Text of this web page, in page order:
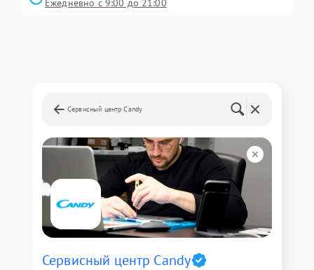
Ежедневно с 9:00 до 21:00
Сервисный центр Candy
Сервисный центр Candy